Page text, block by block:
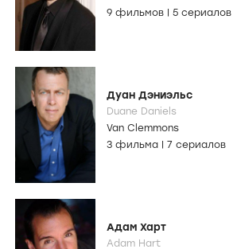
9 фильмов
5 сериалов
Дуан Дэниэльс
Duane Daniels
Van Clemmons
3 фильма
7 сериалов
Адам Харт
Adam Hart